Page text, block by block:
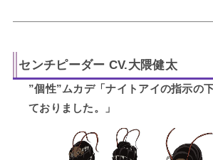
センチピーダー CV.大隈健太
”個性”ムカデ「ナイトアイの指示の
ておりました。」